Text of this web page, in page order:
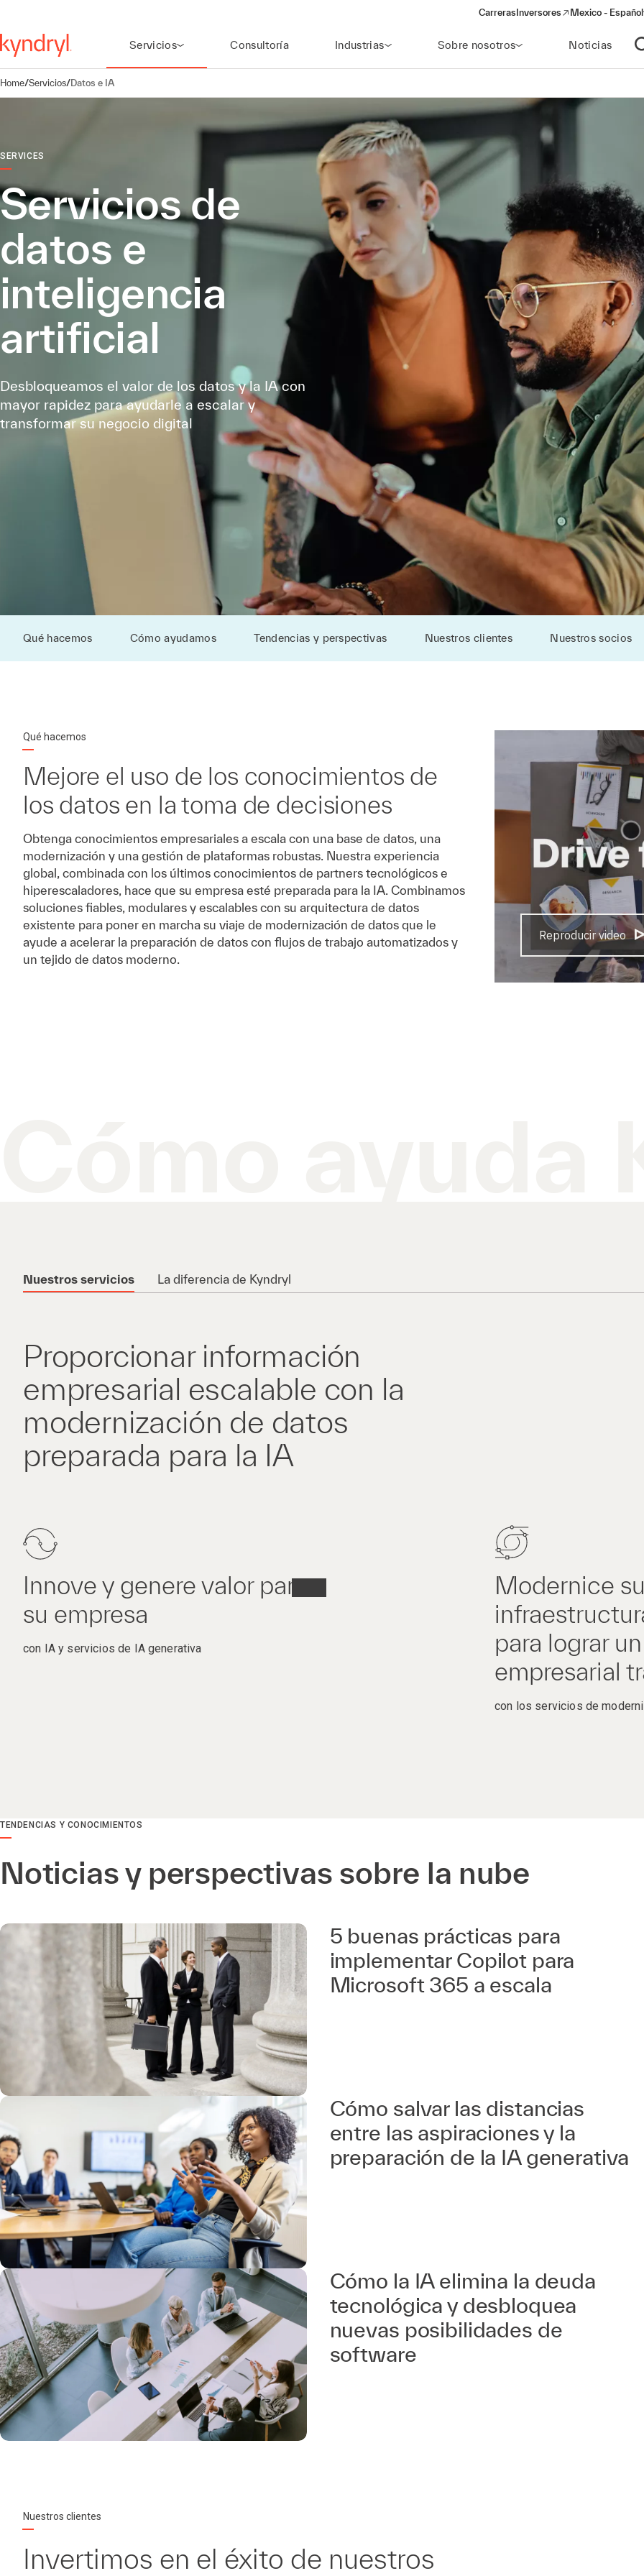
Carreras Inversores
(opens in a new window)
Mexico - Español
Servicios Consultoría Industrias Sobre nosotros Noticias
Home/Servicios/Datos e IA
SERVICES
Servicios de
datos e
inteligencia
artificial
Desbloqueamos el valor de los datos y la IA con
mayor rapidez para ayudarle a escalar y
transformar su negocio digital
Qué hacemos Cómo ayudamos Tendencias y perspectivas Nuestros clientes Nuestros socios
Qué hacemos
Mejore el uso de los conocimientos de
los datos en la toma de decisiones
Obtenga conocimientos empresariales a escala con una base de datos, una
modernización y una gestión de plataformas robustas. Nuestra experiencia
global, combinada con los últimos conocimientos de partners tecnológicos e
hiperescaladores, hace que su empresa esté preparada para la IA. Combinamos
soluciones fiables, modulares y escalables con su arquitectura de datos
existente para poner en marcha su viaje de modernización de datos que le
ayude a acelerar la preparación de datos con flujos de trabajo automatizados y
un tejido de datos moderno.
Reproducir video
Nuestros servicios La diferencia de Kyndryl
Proporcionar información
empresarial escalable con la
modernización de datos
preparada para la IA
Innove y genere valor para
su empresa
con IA y servicios de IA generativa
Modernice
para lograr
empresarial
con los servicios de
TENDENCIAS Y CONOCIMIENTOS
Noticias y perspectivas sobre la nube
5 buenas prácticas para
implementar Copilot para
Microsoft 365 a escala
Cómo salvar las distancias
entre las aspiraciones y la
preparación de la IA generativa
Cómo la IA elimina la deuda
tecnológica y desbloquea
nuevas posibilidades de
software
Nuestros clientes
Invertimos en el éxito de nuestros